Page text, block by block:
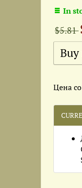
In
$5.81
Цена